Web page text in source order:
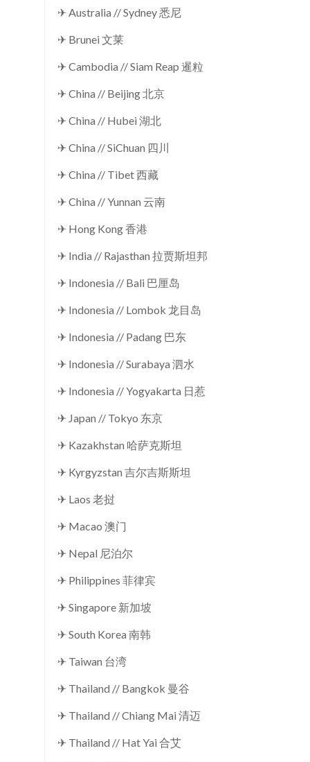
✈ Australia // Sydney 悉尼
✈ Brunei 文莱
✈ Cambodia // Siam Reap 暹粒
✈ China // Beijing 北京
✈ China // Hubei 湖北
✈ China // SiChuan 四川
✈ China // Tibet 西藏
✈ China // Yunnan 云南
✈ Hong Kong 香港
✈ India // Rajasthan 拉贾斯坦邦
✈ Indonesia // Bali 巴厘岛
✈ Indonesia // Lombok 龙目岛
✈ Indonesia // Padang 巴东
✈ Indonesia // Surabaya 泗水
✈ Indonesia // Yogyakarta 日惹
✈ Japan // Tokyo 东京
✈ Kazakhstan 哈萨克斯坦
✈ Kyrgyzstan 吉尔吉斯斯坦
✈ Laos 老挝
✈ Macao 澳门
✈ Nepal 尼泊尔
✈ Philippines 菲律宾
✈ Singapore 新加坡
✈ South Korea 南韩
✈ Taiwan 台湾
✈ Thailand // Bangkok 曼谷
✈ Thailand // Chiang Mai 清迈
✈ Thailand // Hat Yai 合艾